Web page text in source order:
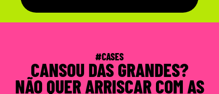
#CASES
CANSOU DAS GRANDES?
NÃO QUER ARRISCAR COM AS